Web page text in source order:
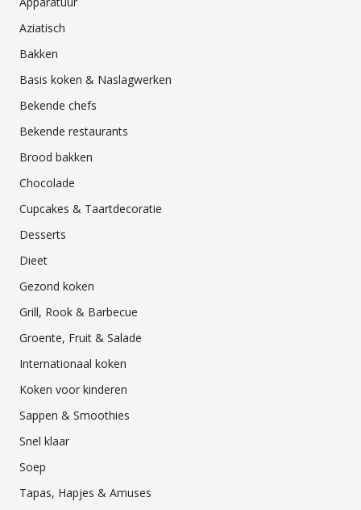
Aziatisch
Bakken
Basis koken & Naslagwerken
Bekende chefs
Bekende restaurants
Brood bakken
Chocolade
Cupcakes & Taartdecoratie
Desserts
Dieet
Gezond koken
Grill, Rook & Barbecue
Groente, Fruit & Salade
Internationaal koken
Koken voor kinderen
Sappen & Smoothies
Snel klaar
Soep
Tapas, Hapjes & Amuses